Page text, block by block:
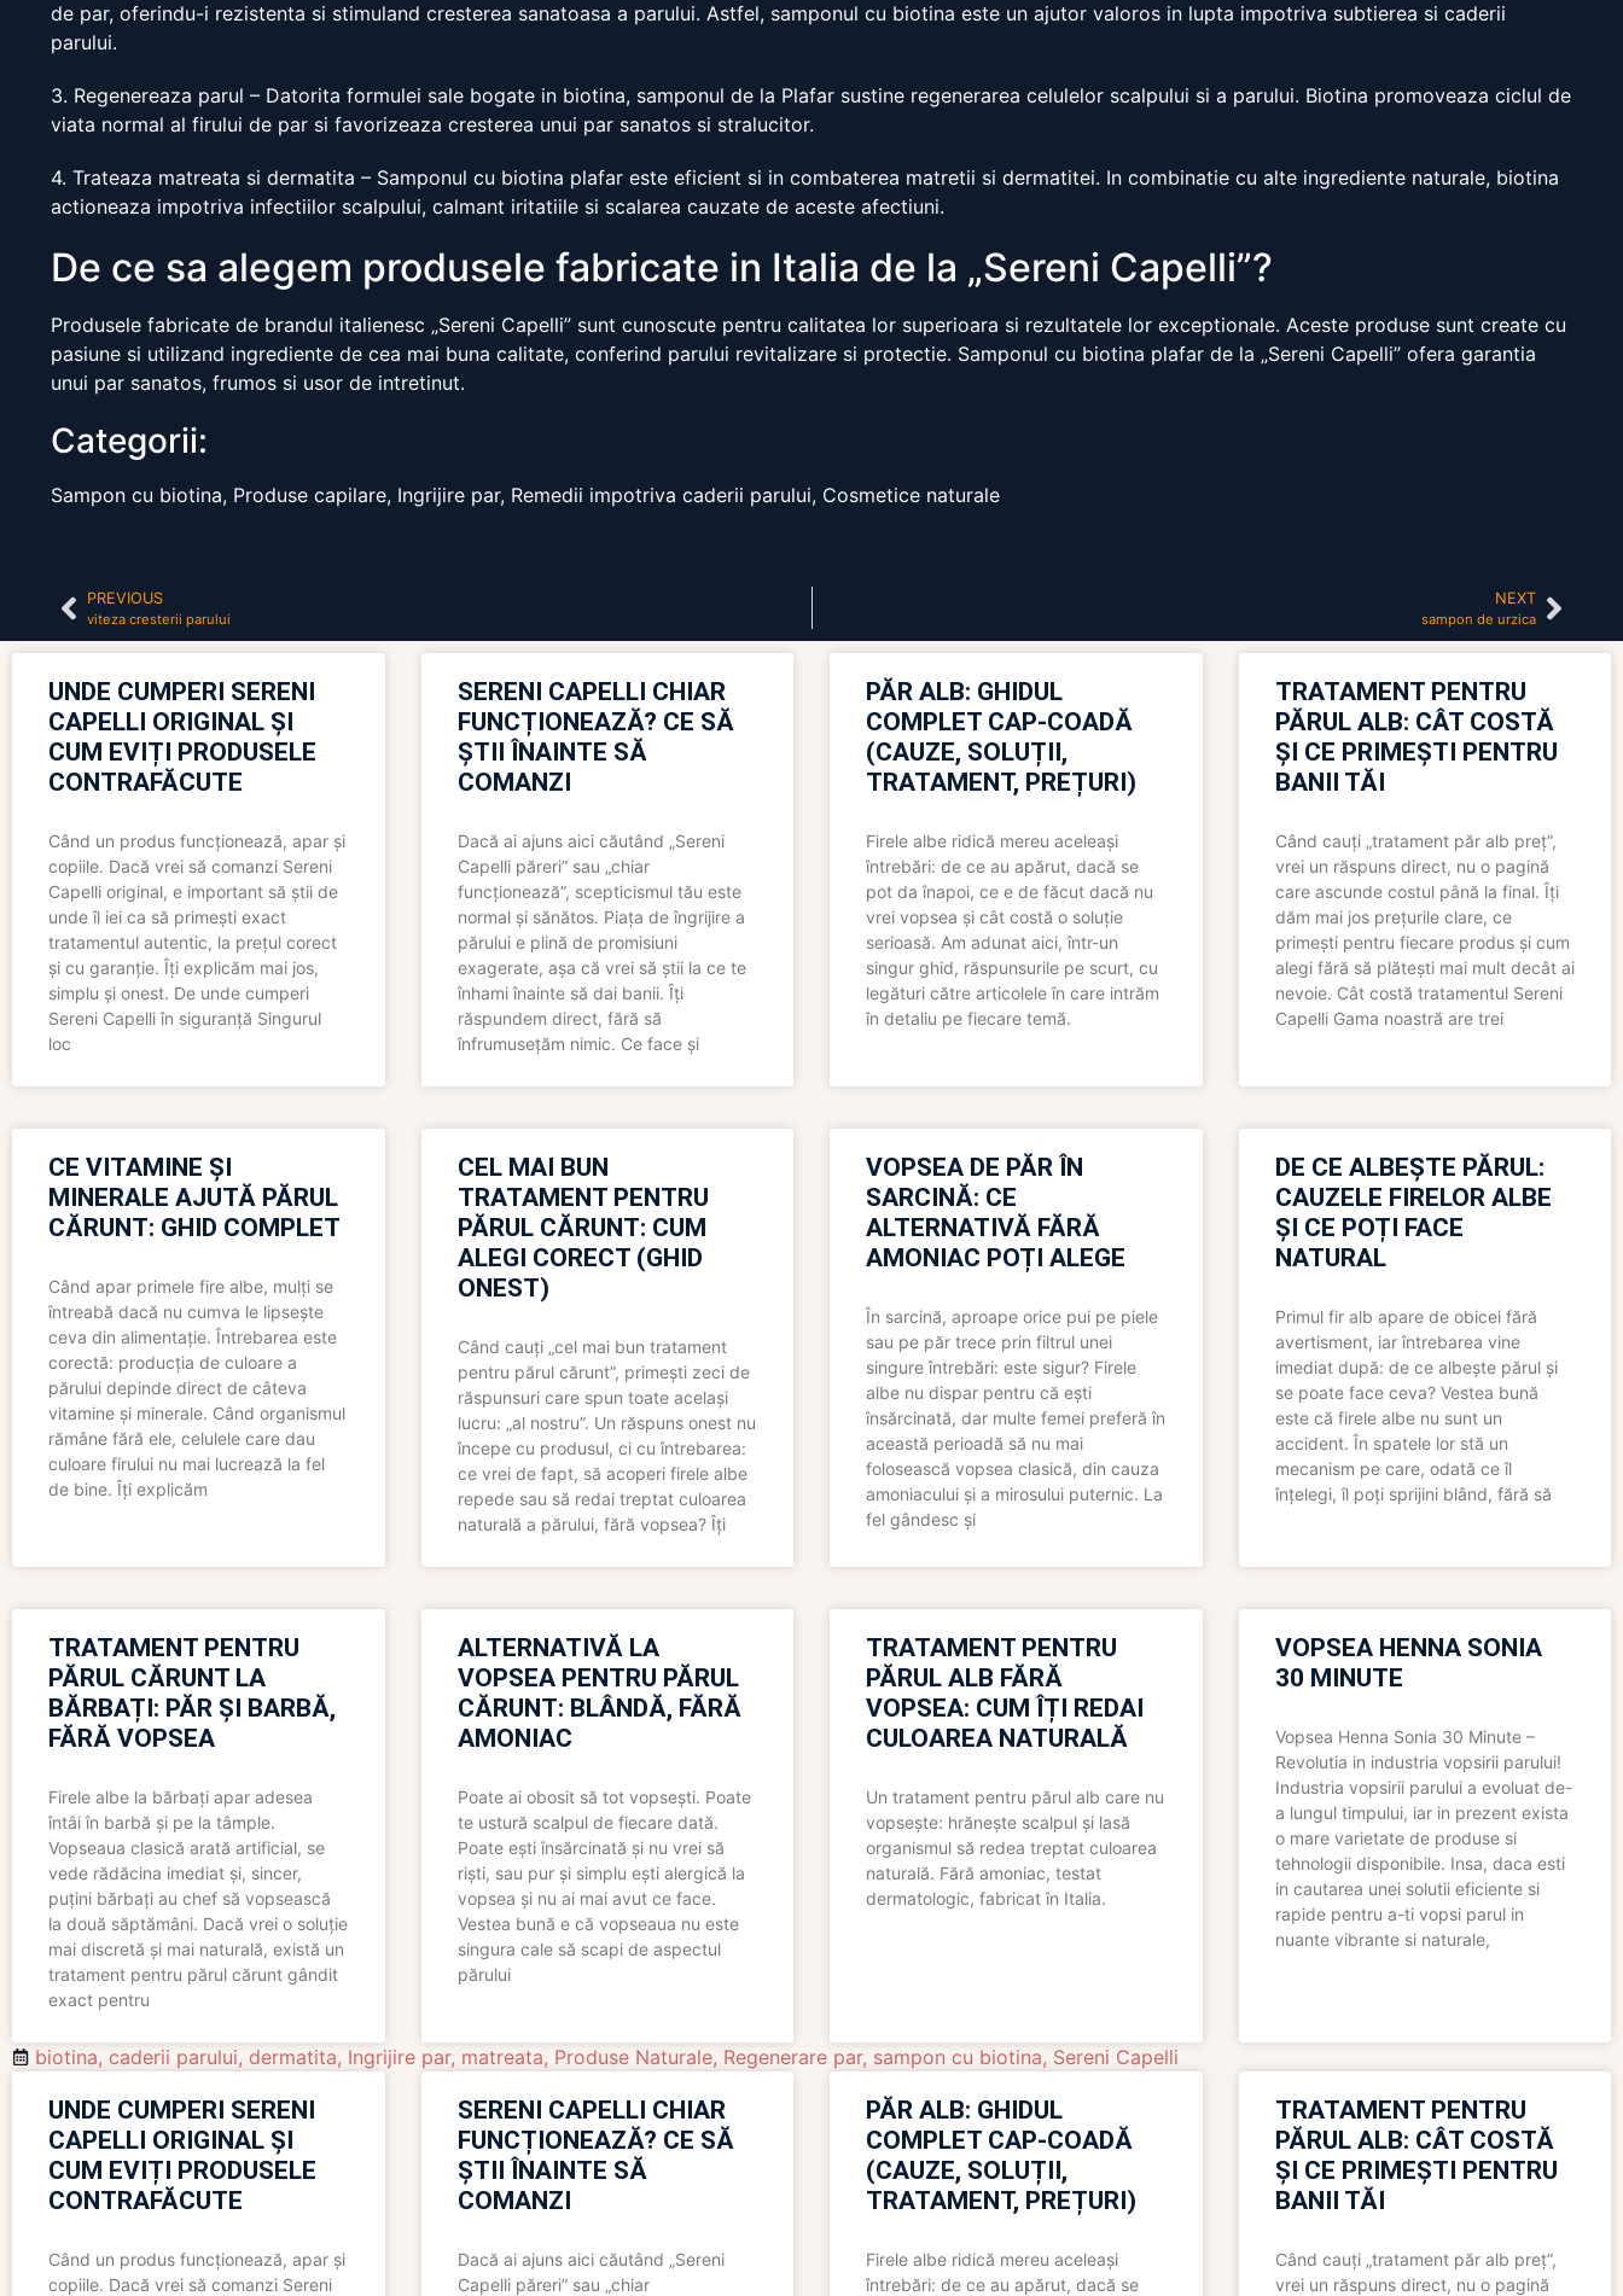
de par, oferindu-i rezistenta si stimuland cresterea sanatoasa a parului. Astfel, samponul cu biotina este un ajutor valoros in lupta impotriva subtierea si caderii
parului.
3. Regenereaza parul – Datorita formulei sale bogate in biotina, samponul de la Plafar sustine regenerarea celulelor scalpului si a parului. Biotina promoveaza ciclul de
viata normal al firului de par si favorizeaza cresterea unui par sanatos si stralucitor.
4. Trateaza matreata si dermatita – Samponul cu biotina plafar este eficient si in combaterea matretii si dermatitei. In combinatie cu alte ingrediente naturale, biotina
actioneaza impotriva infectiilor scalpului, calmant iritatiile si scalarea cauzate de aceste afectiuni.
De ce sa alegem produsele fabricate in Italia de la „Sereni Capelli”?
Produsele fabricate de brandul italienesc „Sereni Capelli” sunt cunoscute pentru calitatea lor superioara si rezultatele lor exceptionale. Aceste produse sunt create cu
pasiune si utilizand ingrediente de cea mai buna calitate, conferind parului revitalizare si protectie. Samponul cu biotina plafar de la „Sereni Capelli” ofera garantia
unui par sanatos, frumos si usor de intretinut.
Categorii:
Sampon cu biotina, Produse capilare, Ingrijire par, Remedii impotriva caderii parului, Cosmetice naturale
PREVIOUS
viteza cresterii parului
NEXT
sampon de urzica
UNDE CUMPERI SERENI
CAPELLI ORIGINAL ȘI
CUM EVIȚI PRODUSELE
CONTRAFĂCUTE
Când un produs funcționează, apar și
copiile. Dacă vrei să comanzi Sereni
Capelli original, e important să știi de
unde îl iei ca să primești exact
tratamentul autentic, la prețul corect
și cu garanție. Îți explicăm mai jos,
simplu și onest. De unde cumperi
Sereni Capelli în siguranță Singurul
loc
SERENI CAPELLI CHIAR
FUNCȚIONEAZĂ? CE SĂ
ȘTII ÎNAINTE SĂ
COMANZI
Dacă ai ajuns aici căutând „Sereni
Capelli păreri” sau „chiar
funcționează”, scepticismul tău este
normal și sănătos. Piața de îngrijire a
părului e plină de promisiuni
exagerate, așa că vrei să știi la ce te
înhami înainte să dai banii. Îți
răspundem direct, fără să
înfrumusețăm nimic. Ce face și
PĂR ALB: GHIDUL
COMPLET CAP-COADĂ
(CAUZE, SOLUȚII,
TRATAMENT, PREȚURI)
Firele albe ridică mereu aceleași
întrebări: de ce au apărut, dacă se
pot da înapoi, ce e de făcut dacă nu
vrei vopsea și cât costă o soluție
serioasă. Am adunat aici, într-un
singur ghid, răspunsurile pe scurt, cu
legături către articolele în care intrăm
în detaliu pe fiecare temă.
TRATAMENT PENTRU
PĂRUL ALB: CÂT COSTĂ
ȘI CE PRIMEȘTI PENTRU
BANII TĂI
Când cauți „tratament păr alb preț”,
vrei un răspuns direct, nu o pagină
care ascunde costul până la final. Îți
dăm mai jos prețurile clare, ce
primești pentru fiecare produs și cum
alegi fără să plătești mai mult decât ai
nevoie. Cât costă tratamentul Sereni
Capelli Gama noastră are trei
CE VITAMINE ȘI
MINERALE AJUTĂ PĂRUL
CĂRUNT: GHID COMPLET
Când apar primele fire albe, mulți se
întreabă dacă nu cumva le lipsește
ceva din alimentație. Întrebarea este
corectă: producția de culoare a
părului depinde direct de câteva
vitamine și minerale. Când organismul
rămâne fără ele, celulele care dau
culoare firului nu mai lucrează la fel
de bine. Îți explicăm
CEL MAI BUN
TRATAMENT PENTRU
PĂRUL CĂRUNT: CUM
ALEGI CORECT (GHID
ONEST)
Când cauți „cel mai bun tratament
pentru părul cărunt”, primești zeci de
răspunsuri care spun toate același
lucru: „al nostru”. Un răspuns onest nu
începe cu produsul, ci cu întrebarea:
ce vrei de fapt, să acoperi firele albe
repede sau să redai treptat culoarea
naturală a părului, fără vopsea? Îți
VOPSEA DE PĂR ÎN
SARCINĂ: CE
ALTERNATIVĂ FĂRĂ
AMONIAC POȚI ALEGE
În sarcină, aproape orice pui pe piele
sau pe păr trece prin filtrul unei
singure întrebări: este sigur? Firele
albe nu dispar pentru că ești
însărcinată, dar multe femei preferă în
această perioadă să nu mai
folosească vopsea clasică, din cauza
amoniacului și a mirosului puternic. La
fel gândesc și
DE CE ALBEȘTE PĂRUL:
CAUZELE FIRELOR ALBE
ȘI CE POȚI FACE
NATURAL
Primul fir alb apare de obicei fără
avertisment, iar întrebarea vine
imediat după: de ce albește părul și
se poate face ceva? Vestea bună
este că firele albe nu sunt un
accident. În spatele lor stă un
mecanism pe care, odată ce îl
înțelegi, îl poți sprijini blând, fără să
TRATAMENT PENTRU
PĂRUL CĂRUNT LA
BĂRBAȚI: PĂR ȘI BARBĂ,
FĂRĂ VOPSEA
Firele albe la bărbați apar adesea
întâi în barbă și pe la tâmple.
Vopseaua clasică arată artificial, se
vede rădăcina imediat și, sincer,
puțini bărbați au chef să vopsească
la două săptămâni. Dacă vrei o soluție
mai discretă și mai naturală, există un
tratament pentru părul cărunt gândit
exact pentru
ALTERNATIVĂ LA
VOPSEA PENTRU PĂRUL
CĂRUNT: BLÂNDĂ, FĂRĂ
AMONIAC
Poate ai obosit să tot vopsești. Poate
te ustură scalpul de fiecare dată.
Poate ești însărcinată și nu vrei să
riști, sau pur și simplu ești alergică la
vopsea și nu ai mai avut ce face.
Vestea bună e că vopseaua nu este
singura cale să scapi de aspectul
părului
TRATAMENT PENTRU
PĂRUL ALB FĂRĂ
VOPSEA: CUM ÎȚI REDAI
CULOAREA NATURALĂ
Un tratament pentru părul alb care nu
vopsește: hrănește scalpul și lasă
organismul să redea treptat culoarea
naturală. Fără amoniac, testat
dermatologic, fabricat în Italia.
VOPSEA HENNA SONIA
30 MINUTE
Vopsea Henna Sonia 30 Minute –
Revolutia in industria vopsirii parului!
Industria vopsirii parului a evoluat de-
a lungul timpului, iar in prezent exista
o mare varietate de produse si
tehnologii disponibile. Insa, daca esti
in cautarea unei solutii eficiente si
rapide pentru a-ti vopsi parul in
nuante vibrante si naturale,
biotina, caderii parului, dermatita, Ingrijire par, matreata, Produse Naturale, Regenerare par, sampon cu biotina, Sereni Capelli
UNDE CUMPERI SERENI
CAPELLI ORIGINAL ȘI
CUM EVIȚI PRODUSELE
CONTRAFĂCUTE
Când un produs funcționează, apar și
copiile. Dacă vrei să comanzi Sereni
SERENI CAPELLI CHIAR
FUNCȚIONEAZĂ? CE SĂ
ȘTII ÎNAINTE SĂ
COMANZI
Dacă ai ajuns aici căutând „Sereni
Capelli păreri” sau „chiar
PĂR ALB: GHIDUL
COMPLET CAP-COADĂ
(CAUZE, SOLUȚII,
TRATAMENT, PREȚURI)
Firele albe ridică mereu aceleași
întrebări: de ce au apărut, dacă se
TRATAMENT PENTRU
PĂRUL ALB: CÂT COSTĂ
ȘI CE PRIMEȘTI PENTRU
BANII TĂI
Când cauți „tratament păr alb preț”,
vrei un răspuns direct, nu o pagină